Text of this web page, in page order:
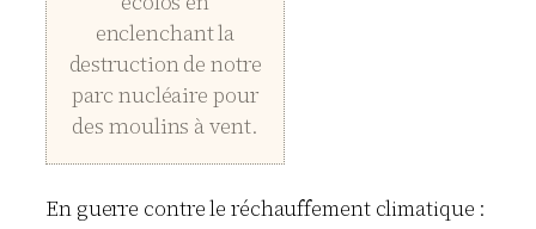
enclenchant la
destruction de notre
parc nucléaire pour
des moulins à vent.
En guerre contre le réchauffement climatique :